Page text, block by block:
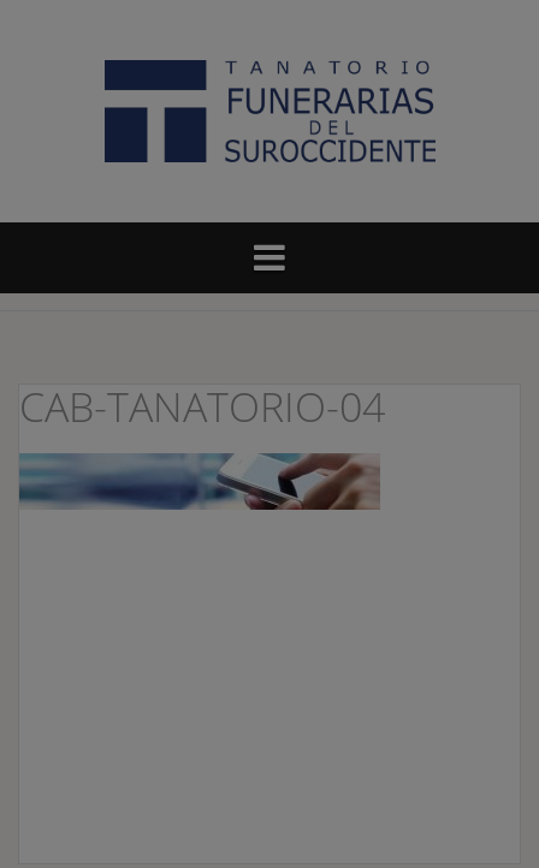
CAB-TANATORIO-04